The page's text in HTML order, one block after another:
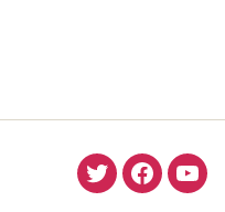
twitter